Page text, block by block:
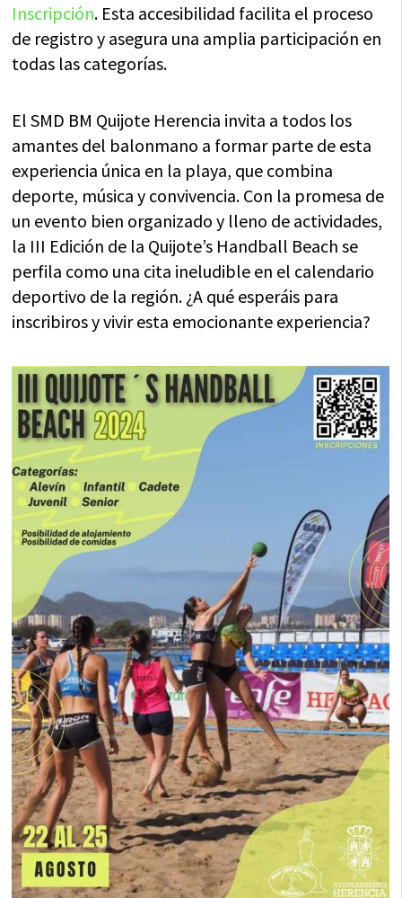
Inscripción. Esta accesibilidad facilita el proceso
de registro y asegura una amplia participación en
todas las categorías.
El SMD BM Quijote Herencia invita a todos los
amantes del balonmano a formar parte de esta
experiencia única en la playa, que combina
deporte, música y convivencia. Con la promesa de
un evento bien organizado y lleno de actividades,
la III Edición de la Quijote’s Handball Beach se
perfila como una cita ineludible en el calendario
deportivo de la región. ¿A qué esperáis para
inscribiros y vivir esta emocionante experiencia?